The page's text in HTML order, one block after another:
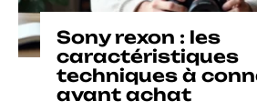
Sony rexon : les
caractéristiques
techniques à
avant achat